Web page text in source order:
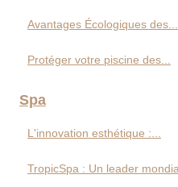
Avantages Écologiques des...
Protéger votre piscine des...
Spa
L'innovation esthétique :...
TropicSpa : Un leader